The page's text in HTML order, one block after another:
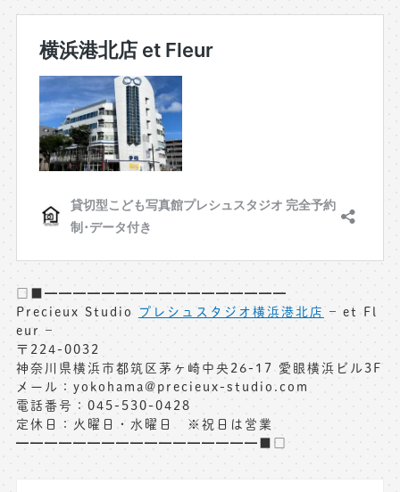
□■━━━━━━━━━━━━━━━━━
Precieux Studio プレシュスタジオ横浜港北店 – et Fl
eur –
〒224-0032
神奈川県横浜市都筑区茅ヶ崎中央26-17 愛眼横浜ビル3F
メール：yokohama@precieux-studio.com
電話番号：045-530-0428
定休日：火曜日・水曜日 ※祝日は営業
━━━━━━━━━━━━━━━━━■□